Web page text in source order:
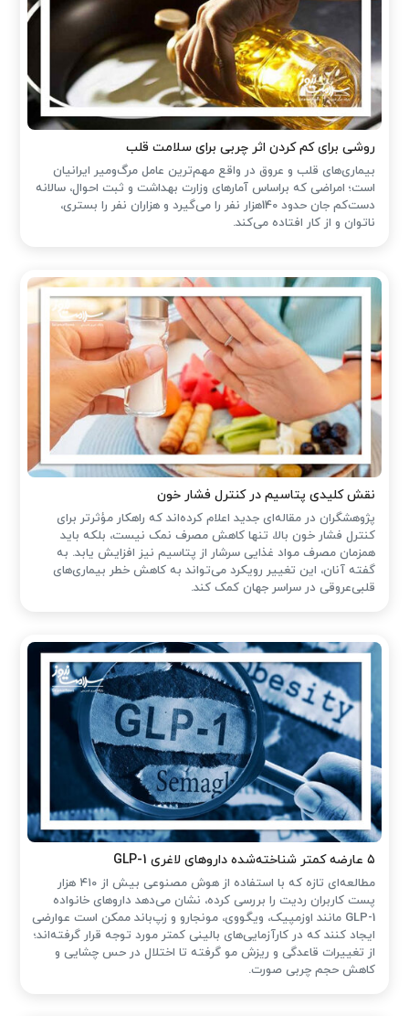
روشی برای کم کردن اثر چربی برای سلامت قلب
بیماری‌های قلب و عروق در واقع مهم‌ترین عامل مرگ‌ومیر ایرانیان
است؛ امراضی که براساس آمارهای وزارت بهداشت و ثبت احوال، سالانه
دست‌کم جان حدود 140هزار نفر را می‌گیرد و هزاران نفر را بستری،
ناتوان و از کار افتاده می‌کند.
نقش کلیدی پتاسیم در کنترل فشار خون
پژوهشگران در مقاله‌ای جدید اعلام کرده‌اند که راهکار مؤثرتر برای
کنترل فشار خون بالا، تنها کاهش مصرف نمک نیست، بلکه باید
همزمان مصرف مواد غذایی سرشار از پتاسیم نیز افزایش یابد. به
گفته آنان، این تغییر رویکرد می‌تواند به کاهش خطر بیماری‌های
قلبی‌عروقی در سراسر جهان کمک کند.
۵ عارضه کمتر شناخته‌شده داروهای لاغری GLP-1
مطالعه‌ای تازه که با استفاده از هوش مصنوعی بیش از ۴۱۰ هزار
پست کاربران ردیت را بررسی کرده، نشان می‌دهد داروهای خانواده
GLP-1 مانند اوزمپیک، ویگووی، مونجارو و زپ‌باند ممکن است عوارضی
ایجاد کنند که در کارآزمایی‌های بالینی کمتر مورد توجه قرار گرفته‌اند؛
از تغییرات قاعدگی و ریزش مو گرفته تا اختلال در حس چشایی و
کاهش حجم چربی صورت.